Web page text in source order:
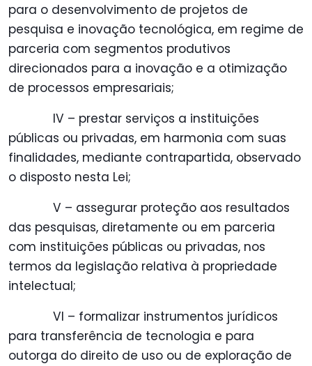
para o desenvolvimento de projetos de
pesquisa e inovação tecnológica, em regime de
parceria com segmentos produtivos
direcionados para a inovação e a otimização
de processos empresariais;
IV – prestar serviços a instituições
públicas ou privadas, em harmonia com suas
finalidades, mediante contrapartida, observado
o disposto nesta Lei;
V – assegurar proteção aos resultados
das pesquisas, diretamente ou em parceria
com instituições públicas ou privadas, nos
termos da legislação relativa à propriedade
intelectual;
VI – formalizar instrumentos jurídicos
para transferência de tecnologia e para
outorga do direito de uso ou de exploração de